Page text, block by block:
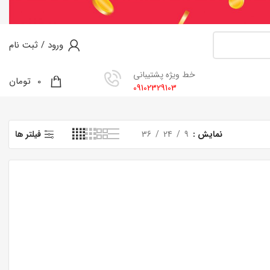
ورود / ثبت نام
خط ویژه پشتیبانی
09102329103
0
0 تومان
نمایش 9
24
36 فیلتر ها